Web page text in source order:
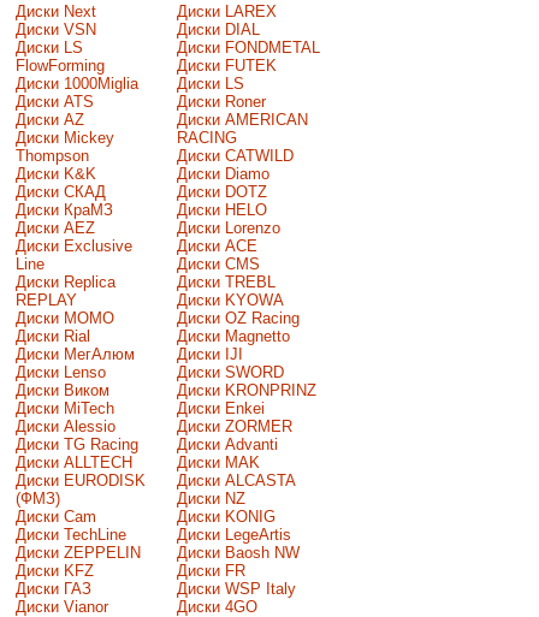
Диски Next
Диски VSN
Диски LS
FlowForming
Диски 1000Miglia
Диски ATS
Диски AZ
Диски Mickey
Thompson
Диски K&K
Диски СКАД
Диски КраМЗ
Диски AEZ
Диски Exclusive
Line
Диски Replica
REPLAY
Диски MOMO
Диски Rial
Диски МегАлюм
Диски Lenso
Диски Виком
Диски MiTech
Диски Alessio
Диски TG Racing
Диски ALLTECH
Диски EURODISK
(ФМЗ)
Диски Cam
Диски TechLine
Диски ZEPPELIN
Диски KFZ
Диски ГАЗ
Диски Vianor
Диски LAREX
Диски DIAL
Диски FONDMETAL
Диски FUTEK
Диски LS
Диски Roner
Диски AMERICAN
RACING
Диски CATWILD
Диски Diamo
Диски DOTZ
Диски HELO
Диски Lorenzo
Диски ACE
Диски CMS
Диски TREBL
Диски KYOWA
Диски OZ Racing
Диски Magnetto
Диски IJI
Диски SWORD
Диски KRONPRINZ
Диски Enkei
Диски ZORMER
Диски Advanti
Диски MAK
Диски ALCASTA
Диски NZ
Диски KONIG
Диски LegeArtis
Диски Baosh NW
Диски FR
Диски WSP Italy
Диски 4GO